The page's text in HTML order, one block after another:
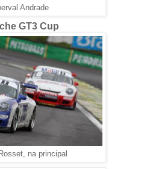
Andrade
GT3 Cup
na principal